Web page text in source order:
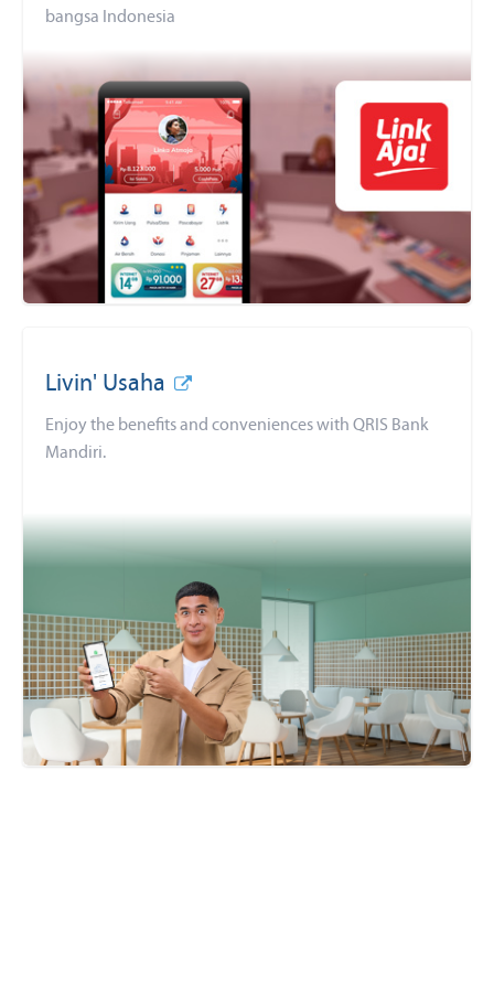
bangsa Indonesia
Livin' Usaha
Enjoy the benefits and conveniences with QRIS Bank
Mandiri.